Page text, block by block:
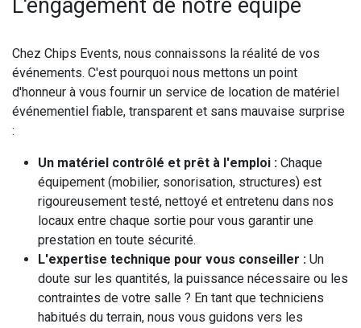
L'engagement de notre équipe
Chez Chips Events, nous connaissons la réalité de vos
événements. C'est pourquoi nous mettons un point
d'honneur à vous fournir un service de location de matériel
événementiel fiable, transparent et sans mauvaise surprise
:
Un matériel contrôlé et prêt à l'emploi : Chaque
équipement (mobilier, sonorisation, structures) est
rigoureusement testé, nettoyé et entretenu dans nos
locaux entre chaque sortie pour vous garantir une
prestation en toute sécurité.
L'expertise technique pour vous conseiller : Un
doute sur les quantités, la puissance nécessaire ou les
contraintes de votre salle ? En tant que techniciens
habitués du terrain, nous vous guidons vers les